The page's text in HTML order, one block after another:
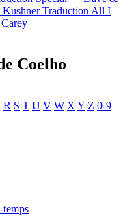
Traduction All I
Coelho
R S T U V W X Y Z 0-9
temps